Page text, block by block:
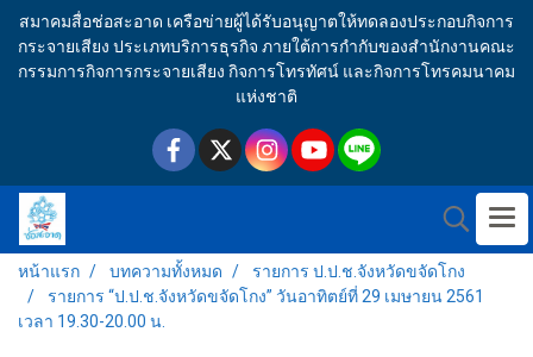
สมาคมสื่อช่อสะอาด เครือข่ายผู้ได้รับอนุญาตให้ทดลองประกอบกิจการ
กระจายเสียง ประเภทบริการธุรกิจ ภายใต้การกำกับของสำนักงานคณะ
กรรมการกิจการกระจายเสียง กิจการโทรทัศน์ และกิจการโทรคมนาคม
แห่งชาติ
หน้าแรก บทความทั้งหมด
รายการ ป.ป.ช.จังหวัดขจัดโกง
รายการ “ป.ป.ช.จังหวัดขจัดโกง” วันอาทิตย์ที่ 29 เมษายน 2561
เวลา 19.30-20.00 น.